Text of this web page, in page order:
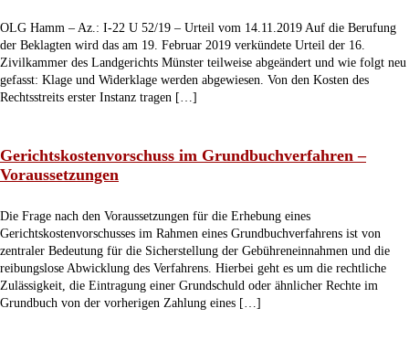
OLG Hamm – Az.: I-22 U 52/19 – Urteil vom 14.11.2019 Auf die Berufung
der Beklagten wird das am 19. Februar 2019 verkündete Urteil der 16.
Zivilkammer des Landgerichts Münster teilweise abgeändert und wie folgt neu
gefasst: Klage und Widerklage werden abgewiesen. Von den Kosten des
Rechtsstreits erster Instanz tragen […]
Gerichtskostenvorschuss im Grundbuchverfahren –
Voraussetzungen
Die Frage nach den Voraussetzungen für die Erhebung eines
Gerichtskostenvorschusses im Rahmen eines Grundbuchverfahrens ist von
zentraler Bedeutung für die Sicherstellung der Gebühreneinnahmen und die
reibungslose Abwicklung des Verfahrens. Hierbei geht es um die rechtliche
Zulässigkeit, die Eintragung einer Grundschuld oder ähnlicher Rechte im
Grundbuch von der vorherigen Zahlung eines […]